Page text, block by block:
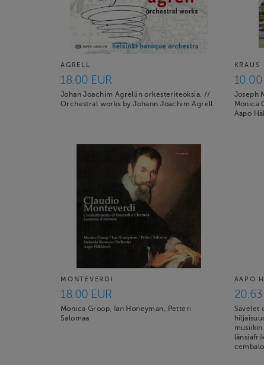
AGRELL
18.00 EUR
Johan Joachim Agrellin orkesteriteoksia. //
Orchestral works by Johann Joachim Agrell.
KRAUS
10.00
Joseph
Monica
Aapo
MONTEVERDI
18.00 EUR
Monica Groop, Ian Honeyman, Petteri
Salomaa
AAPO
20.63
Sävelet